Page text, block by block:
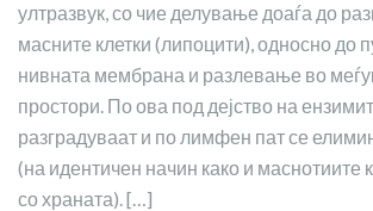
ултразвук, со чие делување доаѓа до
масните клетки (липоцити), односно до
нивната мембрана и разлевање во
простори. По ова под дејство на
разградуваат и по лимфен пат се
(на идентичен начин како и маснотиите
со храната). […]